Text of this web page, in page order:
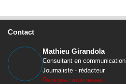
Contact
Mathieu Girandola
Consultant en communication
Journaliste - rédacteur
Rejoignez mon réseau